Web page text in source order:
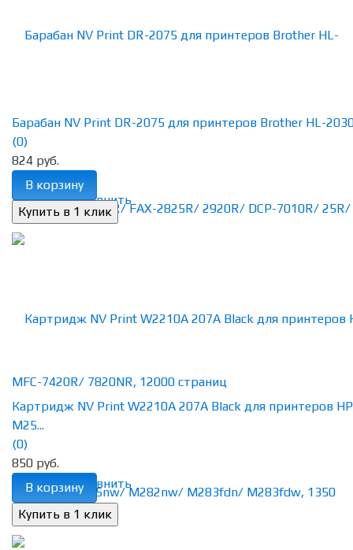
избранное сравнить
Барабан NV Print DR-2075 для принтеров Brother HL-
(0)
824 руб.
В корзину
избранное сравнить
Картридж NV Print W2210A 207A Black для принтеров HP
M25...
(0)
850 руб.
В корзину